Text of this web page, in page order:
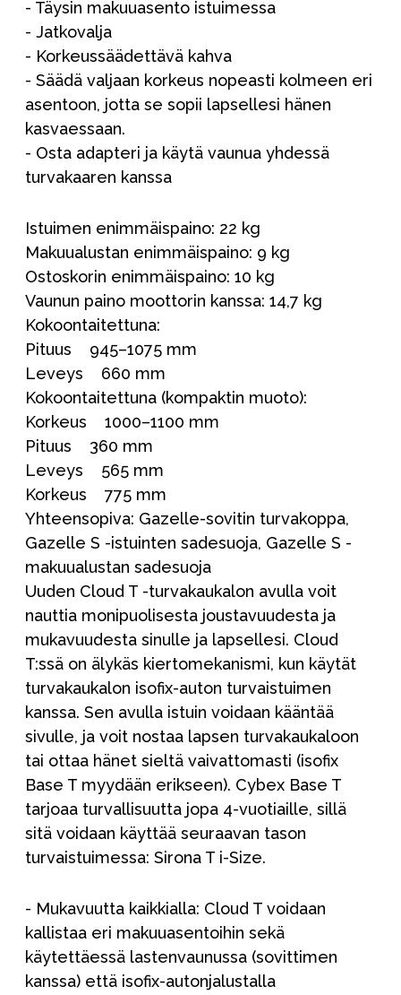
- Täysin makuuasento istuimessa
- Jatkovalja
- Korkeussäädettävä kahva
- Säädä valjaan korkeus nopeasti kolmeen eri
asentoon, jotta se sopii lapsellesi hänen
kasvaessaan.
- Osta adapteri ja käytä vaunua yhdessä
turvakaaren kanssa
Istuimen enimmäispaino: 22 kg
Makuualustan enimmäispaino: 9 kg
Ostoskorin enimmäispaino: 10 kg
Vaunun paino moottorin kanssa: 14,7 kg
Kokoontaitettuna:
Pituus 945–1075 mm
Leveys 660 mm
Kokoontaitettuna (kompaktin muoto):
Korkeus 1000–1100 mm
Pituus 360 mm
Leveys 565 mm
Korkeus 775 mm
Yhteensopiva: Gazelle-sovitin turvakoppa,
Gazelle S -istuinten sadesuoja, Gazelle S -
makuualustan sadesuoja
Uuden Cloud T -turvakaukalon avulla voit
nauttia monipuolisesta joustavuudesta ja
mukavuudesta sinulle ja lapsellesi. Cloud
T:ssä on älykäs kiertomekanismi, kun käytät
turvakaukalon isofix-auton turvaistuimen
kanssa. Sen avulla istuin voidaan kääntää
sivulle, ja voit nostaa lapsen turvakaukaloon
tai ottaa hänet sieltä vaivattomasti (isofix
Base T myydään erikseen). Cybex Base T
tarjoaa turvallisuutta jopa 4-vuotiaille, sillä
sitä voidaan käyttää seuraavan tason
turvaistuimessa: Sirona T i-Size.
- Mukavuutta kaikkialla: Cloud T voidaan
kallistaa eri makuuasentoihin sekä
käytettäessä lastenvaunussa (sovittimen
kanssa) että isofix-autonjalustalla